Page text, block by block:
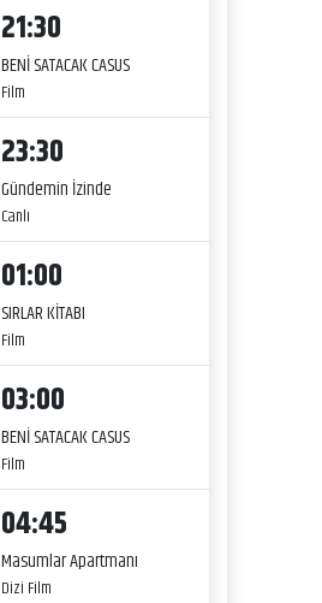
21:30
BENİ SATACAK CASUS
Film
23:30
Gündemin İzinde
Canlı
01:00
SIRLAR KİTABI
Film
03:00
BENİ SATACAK CASUS
Film
04:45
Masumlar Apartmanı
Dizi Film